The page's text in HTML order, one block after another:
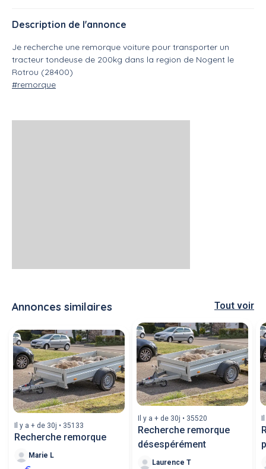
Description de l'annonce
Je recherche une remorque voiture pour transporter un
tracteur tondeuse de 200kg dans la region de Nogent le
Rotrou (28400)
#remorque
Annonces similaires Tout voir
Il y a + de 30j • 35133
Recherche remorque
Marie L
Il y a + de 30j • 35520
Recherche remorque
désespérément
Laurence T